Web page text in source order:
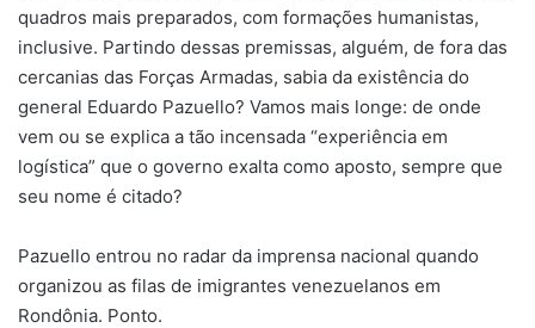
quadros mais preparados, com formações humanistas,
inclusive. Partindo dessas premissas, alguém, de fora das
cercanias das Forças Armadas, sabia da existência do
general Eduardo Pazuello? Vamos mais longe: de onde
vem ou se explica a tão incensada “experiência em
logística” que o governo exalta como aposto, sempre que
seu nome é citado?
Pazuello entrou no radar da imprensa nacional quando
organizou as filas de imigrantes venezuelanos em
Rondônia. Ponto.